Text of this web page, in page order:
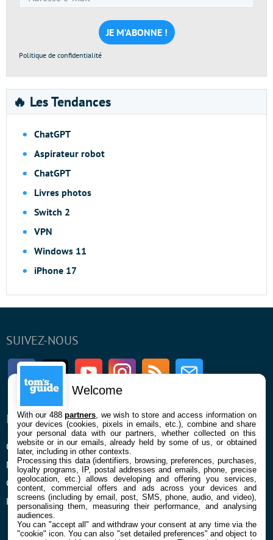
e-
mail
*
Politique de confidentialité
🔥 Les Tendances
ChatGPT
Aspirateur robot
ChatGPT
Livres photos
Switch 2
VPN
Windows 11
iPhone 17
SUIVEZ-NOUS
FacebookTwitter Youtube InstagramRSS Newsletter
ENTREPRISE
Qui sommes nous
Mentions légales et CGU
Confidentialité et Cookies
Préférences cookies
À PROPOS
La rédaction
Contact
Welcome
With our 488partners , we wish to store and access information on
your devices (cookies, pixels in emails, etc.), combine and share
your personal data with our partners, whether collected on this
website or in our emails, already held by some of us, or obtained
later, including in other contexts.
Processing this data (identifiers, browsing, preferences, purchases,
loyalty programs, IP, postal addresses and emails, phone, precise
geolocation, etc.) allows developing and offering you services,
content, commercial offers and ads across your devices and
screens (including by email, post, SMS, phone, audio, and video),
personalising them, measuring their performance, and analysing
audiences.
You can "accept all" and withdraw your consent at any time via the
"cookie" icon. You can also "set detailed preferences" and object to